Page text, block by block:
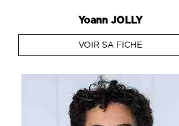
Yoann JOLLY
VOIR SA FICHE